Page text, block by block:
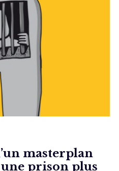
masterplan
prison plus